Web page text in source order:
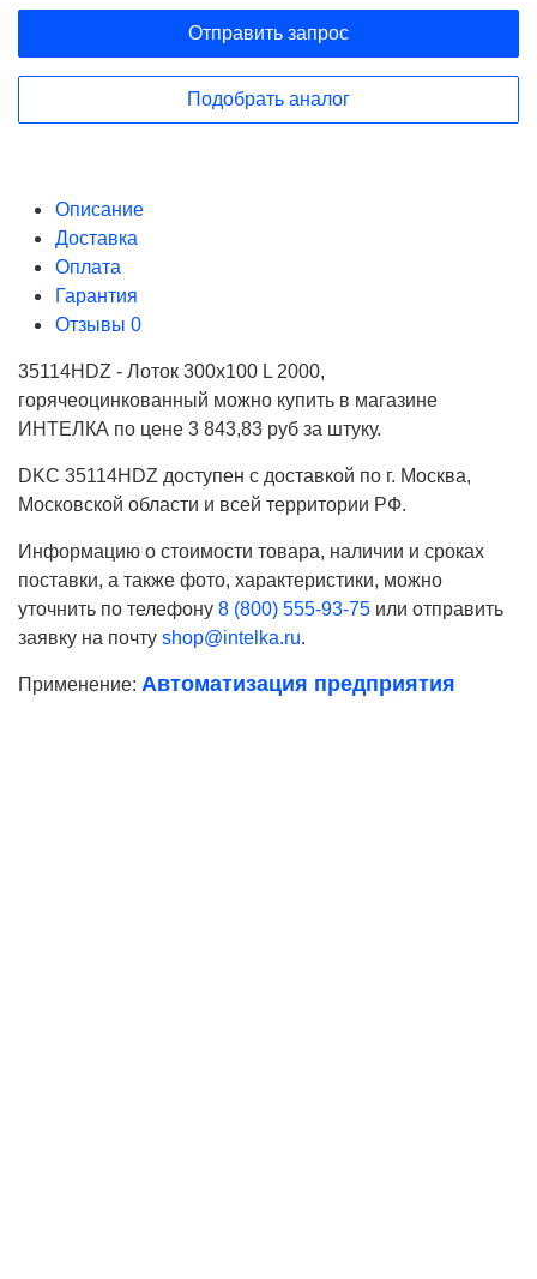
Отправить запрос
Подобрать аналог
Описание
Доставка
Оплата
Гарантия
Отзывы 0
35114HDZ - Лоток 300х100 L 2000,
горячеоцинкованный можно купить в магазине
ИНТЕЛКА по цене 3 843,83 руб за штуку.
DKC 35114HDZ доступен с доставкой по г. Москва,
Московской области и всей территории РФ.
Информацию о стоимости товара, наличии и сроках
поставки, а также фото, характеристики, можно
уточнить по телефону 8 (800) 555-93-75 или отправить
заявку на почту shop@intelka.ru.
Применение: Автоматизация предприятия
Ваше имя